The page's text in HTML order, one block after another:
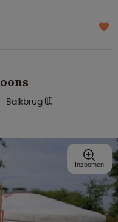
Balkbrug
Inzoomen